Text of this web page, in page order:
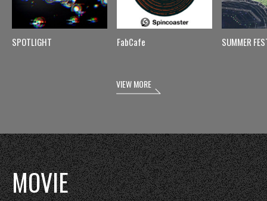
SPOTLIGHT FabCafe SUMMER
VIEW MORE
MOVIE